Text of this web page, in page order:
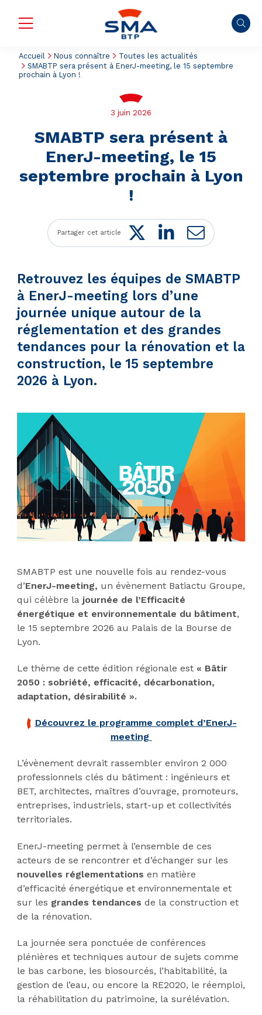
Accueil Nous connaître
Toutes les actualités
SMABTP sera présent à EnerJ-meeting, le 15 septembre
prochain à Lyon !
3 juin 2026
SMABTP sera présent à
EnerJ-meeting, le 15
septembre prochain à Lyon
!
Partager cet article Twitter
LinkedIn
Mail
Retrouvez les équipes de SMABTP
à EnerJ-meeting lors d’une
journée unique autour de la
réglementation et des grandes
tendances pour la rénovation et la
construction, le 15 septembre
2026 à Lyon.
SMABTP est une nouvelle fois au rendez-vous
d’EnerJ-meeting, un évènement Batiactu Groupe,
qui célèbre la journée de l’Efficacité
énergétique et environnementale du bâtiment,
le 15 septembre 2026 au Palais de la Bourse de
Lyon.
Le thème de cette édition régionale est « Bâtir
2050 : sobriété, efficacité, décarbonation,
adaptation, désirabilité ».
Découvrez le programme complet d’EnerJ-
meeting
L’évènement devrait rassembler environ 2 000
professionnels clés du bâtiment : ingénieurs et
BET, architectes, maîtres d’ouvrage, promoteurs,
entreprises, industriels, start-up et collectivités
territoriales.
EnerJ-meeting permet à l’ensemble de ces
acteurs de se rencontrer et d’échanger sur les
nouvelles réglementations en matière
d’efficacité énergétique et environnementale et
sur les grandes tendances de la construction et
de la rénovation.
La journée sera ponctuée de conférences
plénières et techniques autour de sujets comme
le bas carbone, les biosourcés, l’habitabilité, la
gestion de l’eau, ou encore la RE2020, le réemploi,
la réhabilitation du patrimoine, la surélévation.